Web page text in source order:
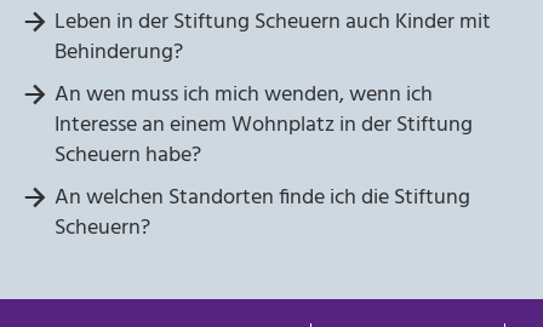
Leben in der Stiftung Scheuern auch Kinder mit
Behinderung?
An wen muss ich mich wenden, wenn ich
Interesse an einem Wohnplatz in der Stiftung
Scheuern habe?
An welchen Standorten finde ich die Stiftung
Scheuern?